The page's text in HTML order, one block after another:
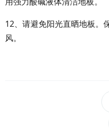
12、请避免阳光直晒地板。
风。